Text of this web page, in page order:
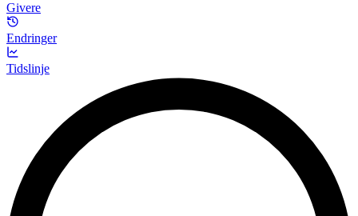
Givere
Endringer
Tidslinje